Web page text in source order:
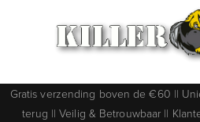
Gratis verzending boven de €60 ||
terug || Veilig & Betrouwbaar ||